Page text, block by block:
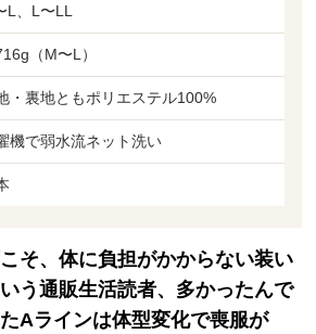
L、L〜LL
（M〜L）
・裏地ともポリエステル100%
機で弱水流ネット洗い
こそ、体に負担がかからない装い
う通販生活読者、多かったんで
Aラインは体型変化で喪服が